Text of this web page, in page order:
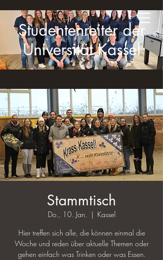
Studentenreiter der
Universität Kassel
Stammtisch
Do., 10. Jan.
  |
Kassel
Hier treffen sich alle, die können einmal die
Woche und reden über aktuelle Themen oder
gehen einfach was Trinken oder was Essen.